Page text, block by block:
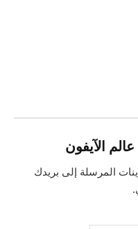
الآيفون
المرسلة إلى بريدك